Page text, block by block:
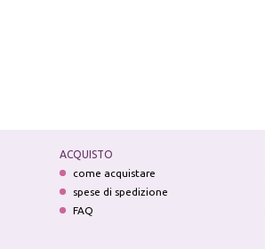
ACQUISTO
come acquistare
spese di spedizione
FAQ